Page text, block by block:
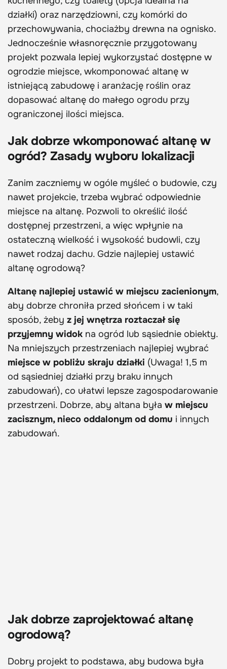
działki) oraz narzędziowni, czy komórki do
przechowywania, chociażby drewna na ognisko.
Jednocześnie własnoręcznie przygotowany
projekt pozwala lepiej wykorzystać dostępne w
ogrodzie miejsce, wkomponować altanę w
istniejącą zabudowę i aranżację roślin oraz
dopasować altanę do małego ogrodu przy
ograniczonej ilości miejsca.
Jak dobrze wkomponować altanę w
ogród? Zasady wyboru lokalizacji
Zanim zaczniemy w ogóle myśleć o budowie, czy
nawet projekcie, trzeba wybrać odpowiednie
miejsce na altanę. Pozwoli to określić ilość
dostępnej przestrzeni, a więc wpłynie na
ostateczną wielkość i wysokość budowli, czy
nawet rodzaj dachu. Gdzie najlepiej ustawić
altanę ogrodową?
Altanę najlepiej ustawić w miejscu zacienionym,
aby dobrze chroniła przed słońcem i w taki
sposób, żeby z jej wnętrza roztaczał się
przyjemny widok na ogród lub sąsiednie obiekty.
Na mniejszych przestrzeniach najlepiej wybrać
miejsce w pobliżu skraju działki (Uwaga! 1,5 m
od sąsiedniej działki przy braku innych
zabudowań), co ułatwi lepsze zagospodarowanie
przestrzeni. Dobrze, aby altana była w miejscu
zacisznym, nieco oddalonym od domu i innych
zabudowań.
Jak dobrze zaprojektować altanę
ogrodową?
Dobry projekt to podstawa, aby budowa była